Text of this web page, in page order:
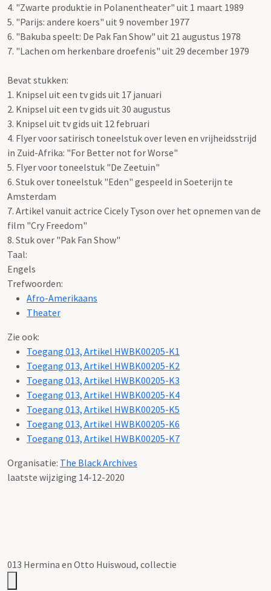
4. "Zwarte produktie in Polanentheater" uit 1 maart 1989
5. "Parijs: andere koers" uit 9 november 1977
6. "Bakuba speelt: De Pak Fan Show" uit 21 augustus 1978
7. "Lachen om herkenbare droefenis" uit 29 december 1979
Bevat stukken:
1. Knipsel uit een tv gids uit 17 januari
2. Knipsel uit een tv gids uit 30 augustus
3. Knipsel uit tv gids uit 12 februari
4. Flyer voor satirisch toneelstuk over leven en vrijheidsstrijd
in Zuid-Afrika: "For Better not for Worse"
5. Flyer voor toneelstuk "De Zeetuin"
6. Stuk over toneelstuk "Eden" gespeeld in Soeterijn te
Amsterdam
7. Artikel vanuit actrice Cicely Tyson over het opnemen van de
film "Cry Freedom"
8. Stuk over "Pak Fan Show"
Taal:
Engels
Trefwoorden:
Afro-Amerikaans
Theater
Zie ook:
Toegang 013, Artikel HWBK00205-K1
Toegang 013, Artikel HWBK00205-K2
Toegang 013, Artikel HWBK00205-K3
Toegang 013, Artikel HWBK00205-K4
Toegang 013, Artikel HWBK00205-K5
Toegang 013, Artikel HWBK00205-K6
Toegang 013, Artikel HWBK00205-K7
Organisatie: The Black Archives
laatste wijziging 14-12-2020
013 Hermina en Otto Huiswoud, collectie